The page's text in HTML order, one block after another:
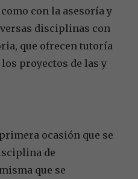
como con la asesoría y
disciplinas con
que ofrecen tutoría
proyectos de las y
ocasión que se
de
que se